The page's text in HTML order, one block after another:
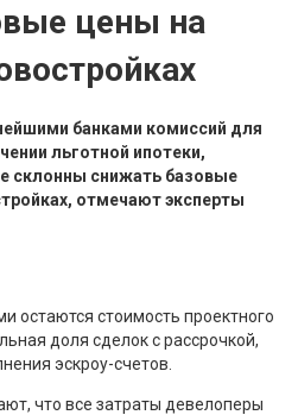
цены на
банками комиссий для
льготной ипотеки,
склонны снижать базовые
отмечают эксперты
стоимость проектного
доля сделок с рассрочкой,
эскроу-счетов.
что все затраты девелоперы